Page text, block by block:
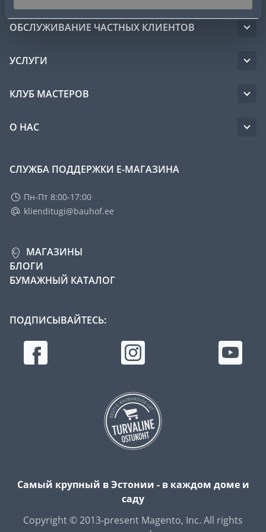
ОБСЛУЖИВАНИЕ ЧАСТНЫХ КЛИЕНТОВ
УСЛУГИ
КЛУБ МАСТЕРОВ
О НАС
СЛУЖБА ПОДДЕРЖКИ Е-МАГАЗИНА
Пн-Пт 8:00-17:00
klienditugi@bauhof.ee
МАГАЗИНЫ
БЛОГИ
БУМАЖНЫЙ КАТАЛОГ
ПОДПИСЫВАЙТЕСЬ:
Самый крупный в Эстонии - в каждом доме и
саду
Copyright © 2013-present Magento, Inc. All rights